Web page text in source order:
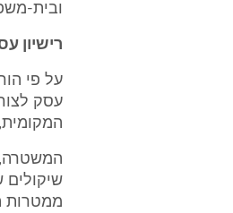
ובית-
רישיון
על פי
עסק
המשטרה,
ממטרות